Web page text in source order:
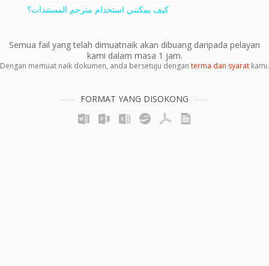
كيف يمكنني استخدام مترجم المستندات؟
Semua fail yang telah dimuatnaik akan dibuang daripada pelayan
kami dalam masa 1 jam.
Dengan memuat naik dokumen, anda bersetuju dengan terma dan syarat kami.
FORMAT YANG DISOKONG